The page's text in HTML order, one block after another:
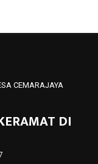
CEMARAJAYA
DI